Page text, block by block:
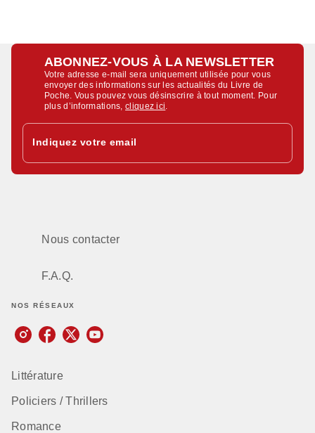
ABONNEZ-VOUS À LA NEWSLETTER
Votre adresse e-mail sera uniquement utilisée pour vous
envoyer des informations sur les actualités du Livre de
Poche. Vous pouvez vous désinscrire à tout moment. Pour
plus d’informations,cliquez ici
Indiquez votre email
Nous contacter
F.A.Q.
NOS RÉSEAUX
Littérature
Policiers / Thrillers
Romance